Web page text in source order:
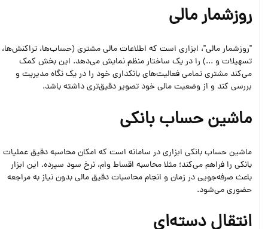
روزشمار مالی
"روزشمار مالی"، ابزاری است که اطلاعات مالی مشتری (حساب‌ها، تراکنش‌ها،
تسهیلات و ...) را در یک ساختار منظم نمایش می‌دهد. این بخش کمک
می‌کند مشتری تمامی فعالیت‌های بانکداری خود را در یک نگاه مدیریت و
بررسی کند و از وضعیت مالی خود تصویر دقیق‌تری داشته باشد.
ماشین حساب بانکی
ماشین حساب بانکی ابزاری در سامانه است که امکان محاسبه دقیق عملیات
بانکی را فراهم می‌کند؛ مثلا محاسبه اقساط وام، نرخ سود سپرده. این ابزار
باعث صرفه‌جویی در زمان و انجام محاسبات دقیق مالی بدون نیاز به مراجعه
حضوری می‌شود.
انتقال دسته‌‌ای